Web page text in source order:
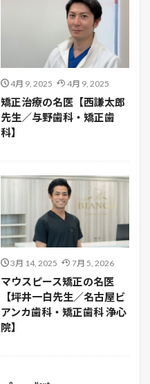
4月 9, 2025 4月 9, 2025
矯正治療の名医【西謙太郎
先生／与野歯科・矯正歯
科】
3月 14, 2025 7月 5, 2026
マウスピース矯正の名医
【坪井一白先生／名古屋ビ
アンカ歯科・矯正歯科 浄心
院】